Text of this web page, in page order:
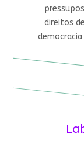
direitos